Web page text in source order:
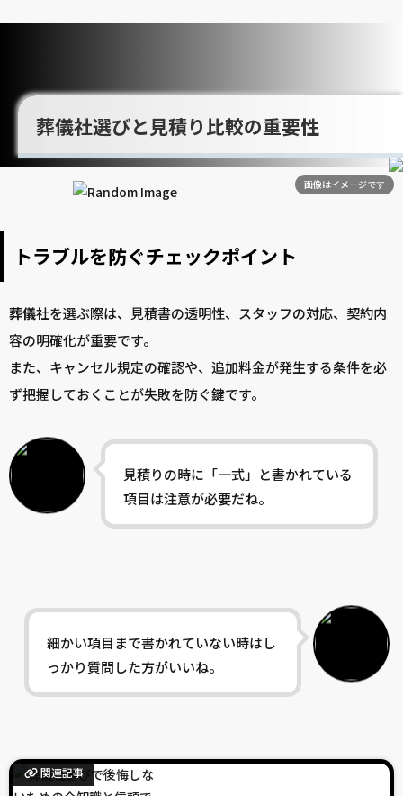
葬儀社選びと見積り比較の重要性
画像はイメージです
トラブルを防ぐチェックポイント
葬儀社を選ぶ際は、見積書の透明性、スタッフの対応、契約内
容の明確化が重要です。
また、キャンセル規定の確認や、追加料金が発生する条件を必
ず把握しておくことが失敗を防ぐ鍵です。
見積りの時に「一式」と書かれている
項目は注意が必要だね。
細かい項目まで書かれていない時はし
っかり質問した方がいいね。
関連記事